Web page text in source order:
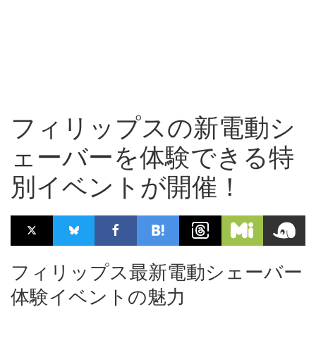
フィリップスの新電動シ
ェーバーを体験できる特
別イベントが開催！
フィリップス最新電動シェーバー
体験イベントの魅力